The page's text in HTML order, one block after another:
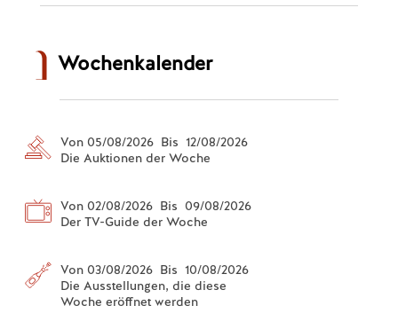
Wochenkalender
Von 05/08/2026 Bis 12/08/2026
Die Auktionen der Woche
Von 02/08/2026 Bis 09/08/2026
Der TV-Guide der Woche
Von 03/08/2026 Bis 10/08/2026
Die Ausstellungen, die diese
Woche eröffnet werden